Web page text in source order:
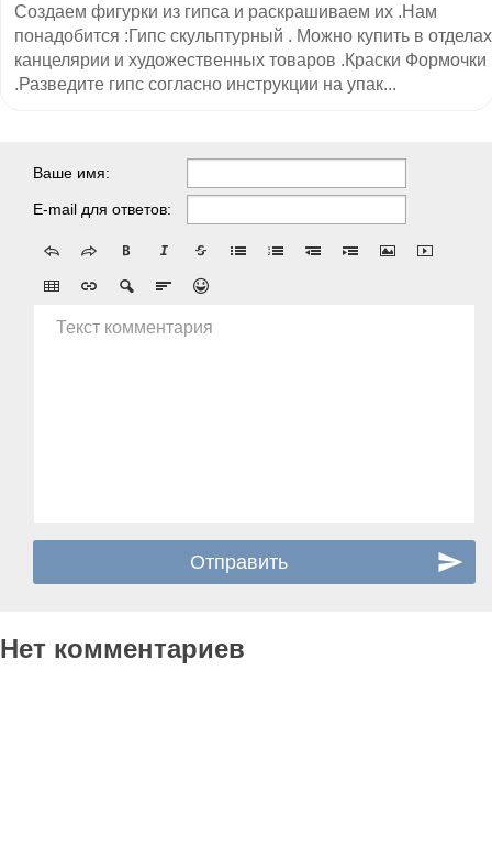
Создаем фигурки из гипса и раскрашиваем их .Нам
понадобится :Гипс скульптурный . Можно купить в отделах
канцелярии и художественных товаров .Краски Формочки
.Разведите гипс согласно инструкции на упак...
Ваше имя:
E-mail для ответов:
Текст комментария
Нет комментариев